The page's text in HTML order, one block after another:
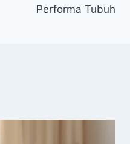
Performa Tubuh